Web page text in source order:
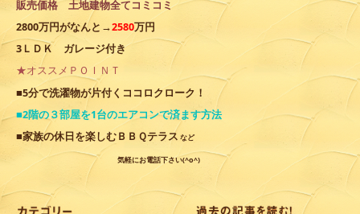
販売価格 土地建物全てコミコミ
2800万円がなんと→2580万円
3ＬＤＫ ガレージ付き
★オススメＰＯＩＮＴ
■5分で洗濯物が片付く ココロクローク ！
■2階の３部屋を1台のエアコンで済ます方法
■家族の休日を楽しむＢＢＱテラス など
気軽にお電話下さい(^o^)